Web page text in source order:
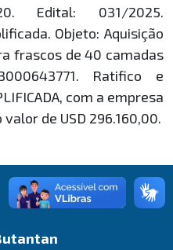
Edital: 031/2025.
Objeto: Aquisição
frascos de 40 camadas
Ratifico e
com a empresa
valor de USD 296.160,00.